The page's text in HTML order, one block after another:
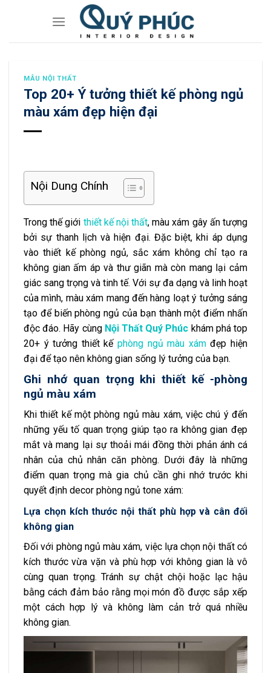
MẪU NỘI THẤT
Top 20+ Ý tưởng thiết kế phòng ngủ
màu xám đẹp hiện đại
Nội Dung Chính
Trong thế giới thiết kế nội thất, màu xám gây ấn tượng
bởi sự thanh lịch và hiện đại. Đặc biệt, khi áp dụng
vào thiết kế phòng ngủ, sắc xám không chỉ tạo ra
không gian ấm áp và thư giãn mà còn mang lại cảm
giác sang trọng và tinh tế. Với sự đa dạng và linh hoạt
của mình, màu xám mang đến hàng loạt ý tưởng sáng
tạo để biến phòng ngủ của bạn thành một điểm nhấn
độc đáo. Hãy cùng Nội Thất Quý Phúc khám phá top
20+ ý tưởng thiết kế phòng ngủ màu xámđẹp hiện
đại để tạo nên không gian sống lý tưởng của bạn.
Ghi nhớ quan trọng khi thiết kế -phòng
ngủ màu xám
Khi thiết kế một phòng ngủ màu xám, việc chú ý đến
những yếu tố quan trọng giúp tạo ra không gian đẹp
mắt và mang lại sự thoải mái đồng thời phản ánh cá
nhân của chủ nhân căn phòng. Dưới đây là những
điểm quan trọng mà gia chủ cần ghi nhớ trước khi
quyết định decor phòng ngủ tone xám:
Lựa chọn kích thước nội thất phù hợp và cân đối
không gian
Đối với phòng ngủ màu xám, việc lựa chọn nội thất có
kích thước vừa vặn và phù hợp với không gian là vô
cùng quan trọng. Tránh sự chật chội hoặc lạc hậu
bằng cách đảm bảo rằng mọi món đồ được sắp xếp
một cách hợp lý và không làm cản trở quá nhiều
không gian.